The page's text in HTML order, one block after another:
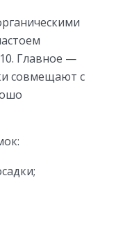
Главное —
совмещают с